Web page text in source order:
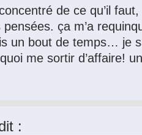
de ce qu’il
ça m’a
un bout de temps… je
me sortir d’affaire!
: